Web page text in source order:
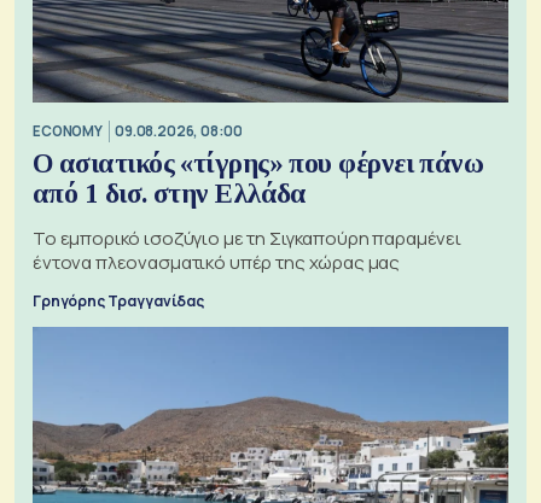
ECONOMY 09.08.2026, 08:00
Ο ασιατικός «τίγρης» που φέρνει πάνω
από 1 δισ. στην Ελλάδα
Το εμπορικό ισοζύγιο με τη Σιγκαπούρη παραμένει
έντονα πλεονασματικό υπέρ της χώρας μας
Γρηγόρης Τραγγανίδας